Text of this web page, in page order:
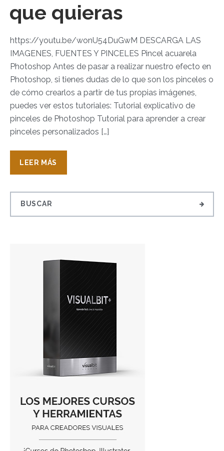
que quieras
https://youtu.be/wonU54DuGwM DESCARGA LAS
IMAGENES, FUENTES Y PINCELES Pincel acuarela
Photoshop Antes de pasar a realizar nuestro efecto en
Photoshop, si tienes dudas de lo que son los pinceles o
de cómo crearlos a partir de tus propias imágenes,
puedes ver estos tutoriales: Tutorial explicativo de
pinceles de Photoshop Tutorial para aprender a crear
pinceles personalizados […]
LEER MÁS